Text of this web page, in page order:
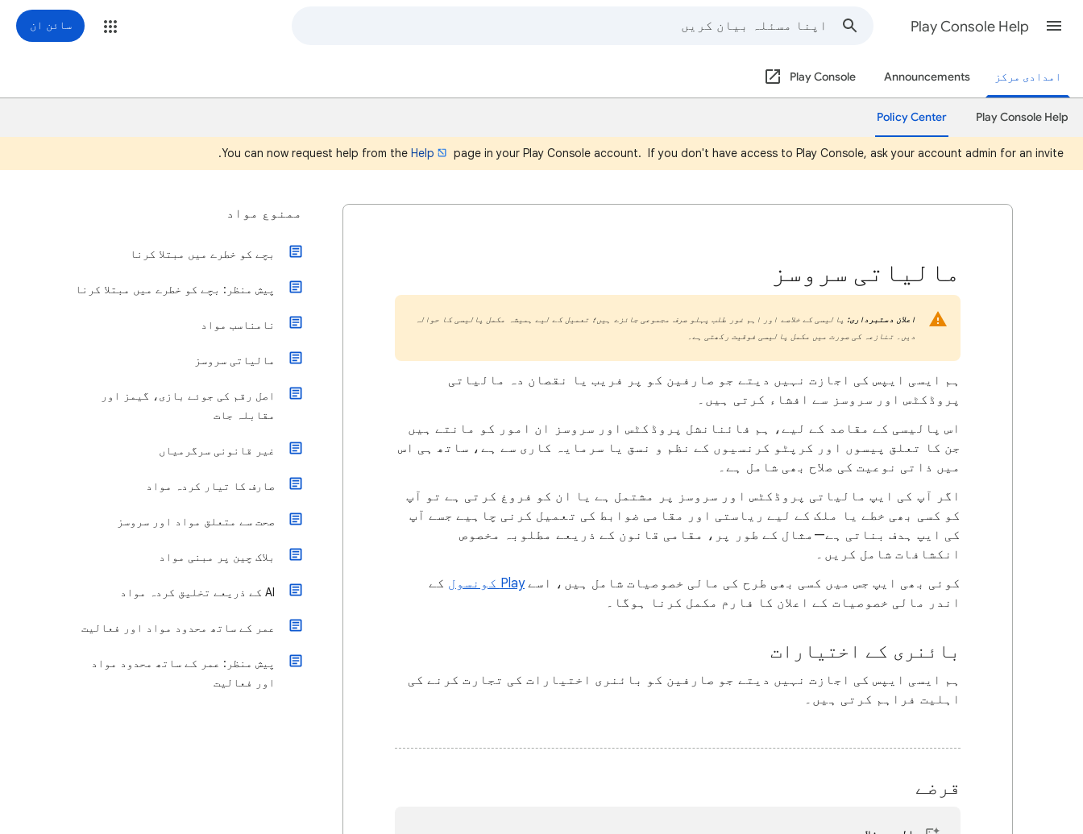
Play Console Help سائن ان
امدادی مرکز Announcements
Play Console
Play Console Help
Policy Center
You can now request help from the Help page in your Play Console account. If you don't have access to Play Console, ask your account admin for an invite.
مالیاتی سروسز
اعلان دستبرداری: پالیسی کے خلاصے اور اہم غور طلب پہلو صرف مجموعی جائزے ہیں؛ تعمیل کے لیے ہمیشہ مکمل پالیسی کا حوالہ
دیں۔ تنازعہ کی صورت میں مکمل پالیسی فوقیت رکھتی ہے۔
ہم ایسی ایپس کی اجازت نہیں دیتے جو صارفین کو پر فریب یا نقصان دہ مالیاتی
پروڈکٹس اور سروسز سے افشاء کرتی ہیں۔
اس پالیسی کے مقاصد کے لیے، ہم فائنانشل پروڈکٹس اور سروسز ان امور کو مانتے ہیں
جن کا تعلق پیسوں اور کرپٹو کرنسیوں کے نظم و نسق یا سرمایہ کاری سے ہے، ساتھ ہی اس
میں ذاتی نوعیت کی صلاح بھی شامل ہے۔
اگر آپ کی ایپ مالیاتی پروڈکٹس اور سروسز پر مشتمل ہے یا ان کو فروغ کرتی ہے تو آپ
کو کسی بھی خطے یا ملک کے لیے ریاستی اور مقامی ضوابط کی تعمیل کرنی چاہیے جسے آپ
کی ایپ ہدف بناتی ہے—مثال کے طور پر، مقامی قانون کے ذریعے مطلوبہ مخصوص
انکشافات شامل کریں۔
کوئی بھی ایپ جس میں کسی بھی طرح کی مالی خصوصیات شامل ہیں، اسےPlay کونسول
کے
اندر مالی خصوصیات کے اعلان کا فارم مکمل کرنا ہوگا۔
بائنری کے اختیارات
ہم ایسی ایپس کی اجازت نہیں دیتے جو صارفین کو بائنری اختیارات کی تجارت کرنے کی
اہلیت فراہم کرتی ہیں۔
قرضے
ممنوع مواد
بچے کو خطرے میں مبتلا کرنا
پیش منظر: بچے کو خطرے میں مبتلا کرنا
نامناسب مواد
مالیاتی سروسز
اصل رقم کی جوئے بازی، گیمز اور
مقابلہ جات
غیر قانونی سرگرمیاں
صارف کا تیار کردہ مواد
صحت سے متعلق مواد اور سروسز
بلاک چین پر مبنی مواد
‫AI کے ذریعے تخلیق کردہ مواد
عمر کے ساتھ محدود مواد اور فعالیت
پیش منظر: عمر کے ساتھ محدود مواد
اور فعالیت